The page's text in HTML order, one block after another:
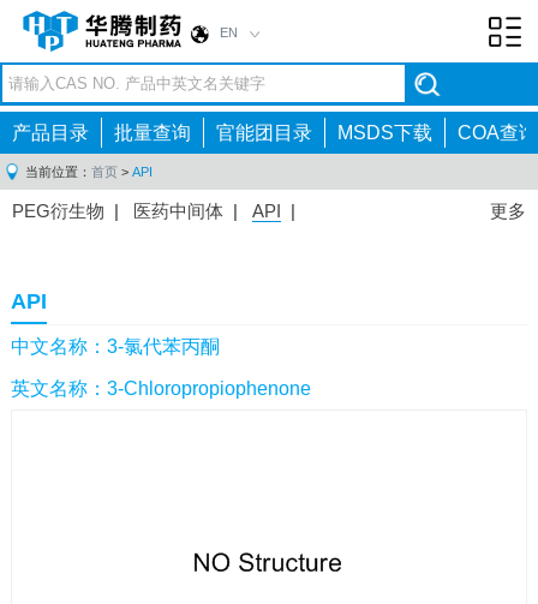
EN
产品目录 批量查询 官能团目录 MSDS下载 COA查询
当前位置： 首页 > API
更多
PEG衍生物 | 医药中间体 | API |
API
中文名称：3-氯代苯丙酮
英文名称：3-Chloropropiophenone